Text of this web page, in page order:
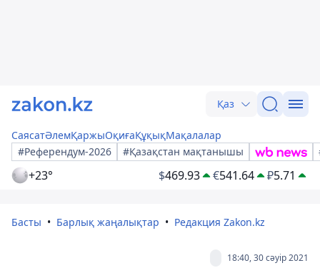
Қаз
СаясатӘлемҚаржыОқиғаҚұқықМақалалар
#Референдум-2026
#Қазақстан мақтанышы
+23° $469.93 €541.64 ₽5.71
Басты Барлық жаңалықтар Редакция Zakon.kz
18:40, 30 сәуір 2021